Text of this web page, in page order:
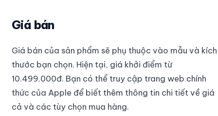
Giá bán
Giá bán của sản phẩm sẽ phụ thuộc vào mẫu và kích
thước bạn chọn. Hiện tại, giá khởi điểm từ
10.499.000đ. Bạn có thể truy cập trang web chính
thức của Apple để biết thêm thông tin chi tiết về giá
cả và các tùy chọn mua hàng.